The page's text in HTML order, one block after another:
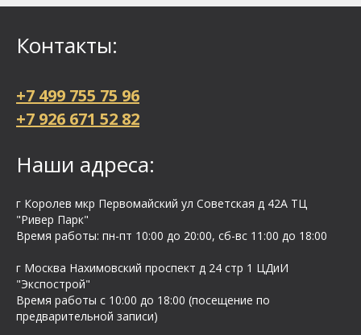
Контакты:
+7 499 755 75 96
+7 926 671 52 82
Наши адреса:
г Королев мкр Первомайский ул Cоветская д 42А ТЦ
"Ривер Парк"
Время работы: пн-пт 10:00 до 20:00, сб-вс 11:00 до 18:00
г Москва Нахимовский проспект д 24 стр 1 ЦДиИ
"Экспострой"
Время работы с 10:00 до 18:00 (посещение по
предварительной записи)